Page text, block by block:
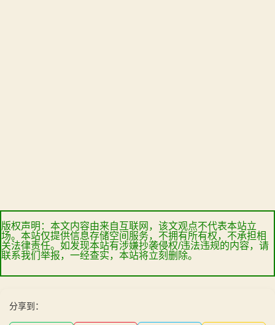
版权声明：本文内容由来自互联网，该文观点不代表本站立
场。本站仅提供信息存储空间服务，不拥有所有权，不承担相
关法律责任。如发现本站有涉嫌抄袭侵权/违法违规的内容，请
联系我们举报，一经查实，本站将立刻删除。
分享到：